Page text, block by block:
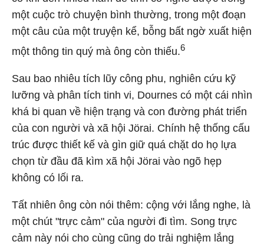
một cuộc trò chuyện bình thường, trong một đoạn
một câu của một truyện kể, bỗng bất ngờ xuất hiện
một thông tin quý mà ông còn thiếu.6
Sau bao nhiêu tích lũy công phu, nghiên cứu kỹ
lưỡng và phân tích tinh vi, Dournes có một cái nhìn
khá bi quan về hiện trạng và con đường phát triển
của con người và xã hội Jörai. Chính hệ thống cấu
trúc được thiết kế và gìn giữ quá chặt do họ lựa
chọn từ đầu đã kìm xã hội Jörai vào ngõ hẹp
không có lối ra.
Tất nhiên ông còn nói thêm: cộng với lắng nghe, là
một chút "trực cảm" của người đi tìm. Song trực
cảm này nói cho cùng cũng do trải nghiệm lắng